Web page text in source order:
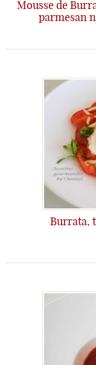
Mousse de
parmesan
Burrata,